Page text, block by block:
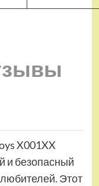
X001XX
и безопасный
Этот